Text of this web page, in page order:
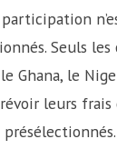
Seuls les
Ghana, le
leurs